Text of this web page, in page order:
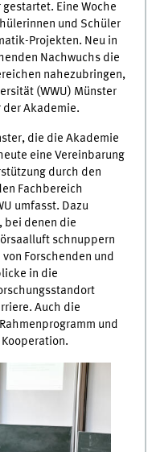
Eine Woche
und Schüler
Projekten. Neu in
Nachwuchs die
nahezubringen,
(WWU) Münster
Akademie.
die die Akademie
eine Vereinbarung
durch den
Fachbereich
umfasst. Dazu
bei denen die
schnuppern
Forschenden und
in die
Auch die
und